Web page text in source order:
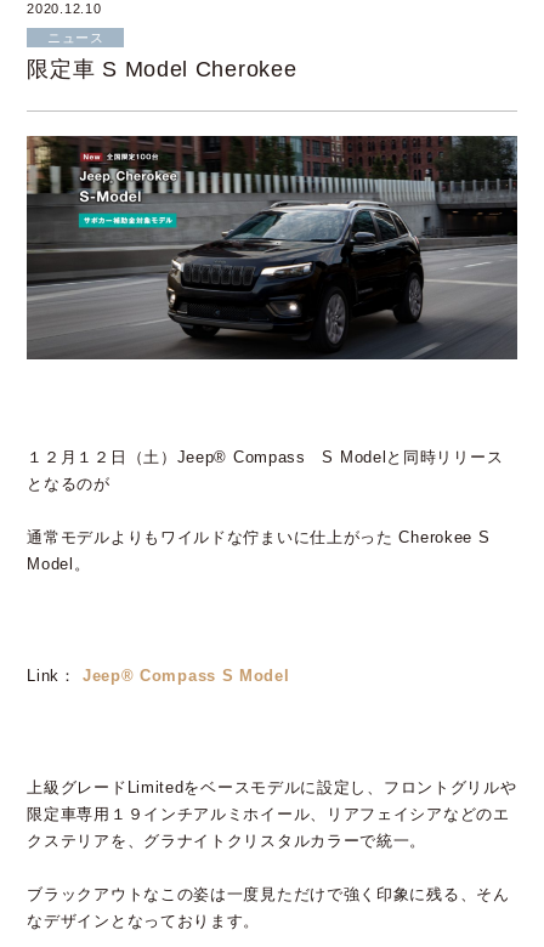
2020.12.10
ニュース
限定車 S Model Cherokee
１２月１２日（土）Jeep®︎ Compass S Modelと同時リリース
となるのが
通常モデルよりもワイルドな佇まいに仕上がった Cherokee S
Model。
Link： Jeep®︎ Compass S Model
上級グレードLimitedをベースモデルに設定し、フロントグリルや
限定車専用１９インチアルミホイール、リアフェイシアなどのエ
クステリアを、グラナイトクリスタルカラーで統一。
ブラックアウトなこの姿は一度見ただけで強く印象に残る、そん
なデザインとなっております。